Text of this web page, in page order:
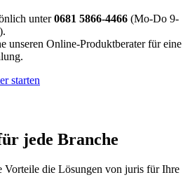
unter0681 5866-4466 (Mo-Do 9-
unseren Online-Produktberater für eine
starten
jede Branche
Vorteile die Lösungen von juris für Ihre